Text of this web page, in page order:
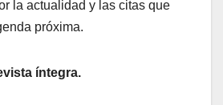
la actualidad y las citas que
próxima.
íntegra.